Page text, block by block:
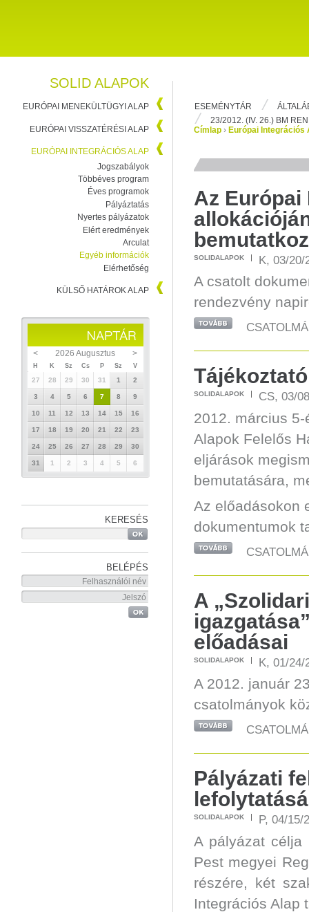
ESEMÉNYTÁR
23/2012. (IV. 26.) BM
SOLID ALAPOK
EURÓPAI MENEKÜLTÜGYI ALAP
EURÓPAI VISSZATÉRÉSI ALAP
EURÓPAI INTEGRÁCIÓS ALAP
Jogszabályok
Többéves program
Éves programok
Pályáztatás
Nyertes pályázatok
Elért eredmények
Arculat
Egyéb információk
Elérhetőség
KÜLSŐ HATÁROK ALAP
< 2026 Augusztus >
H K Sz Cs P Sz V
27 28 29 30 31 1 2
3 4 5 6 7 8 9
10 11 12 13 14 15 16
17 18 19 20 21 22 23
24 25 26 27 28 29 30
31 1 2 3 4 5 6
KERESÉS
BELÉPÉS
Címlap › Európai Integrációs
Az Európai
SOLIDALAPOK K, 03/20/
A csatolt
rendezvény
SOLIDALAPOK CS, 03/
2012. március
Alapok Felelős
eljárások
bemutatására,
Az előadásokon
dokumentumok
A
előadásai
SOLIDALAPOK K, 01/24/
A 2012. január
csatolmányok
Pályázati
SOLIDALAPOK P, 04/15/
A pályázat célja
Pest megyei
részére, két
Integrációs Alap